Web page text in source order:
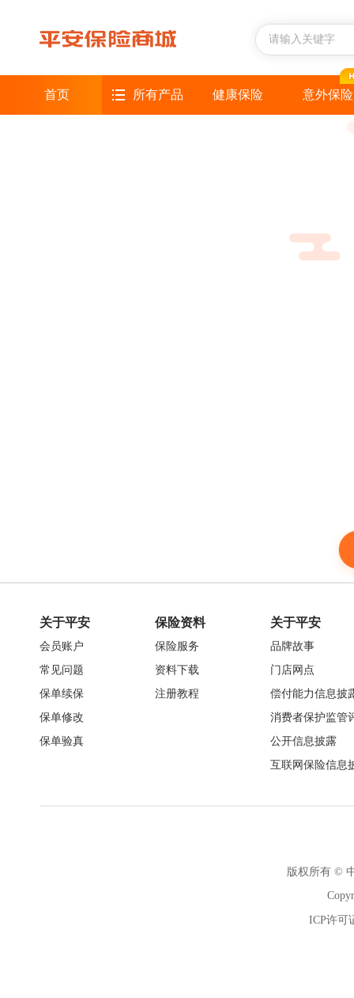
首页 所有产品 健康保险 意外保险
关于平安
会员账户
常见问题
保单续保
保单修改
保单验真
保险资料
保险服务
资料下载
注册教程
关于平安
品牌故事
门店网点
偿付能力信息披
消费者保护监管
公开信息披露
互联网保险信息
版权所有 ©
ICP许可